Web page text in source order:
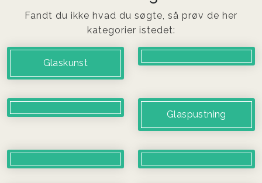
Fandt du ikke hvad du søgte, så prøv de her
kategorier istedet:
Glaskunst
Glaspustning